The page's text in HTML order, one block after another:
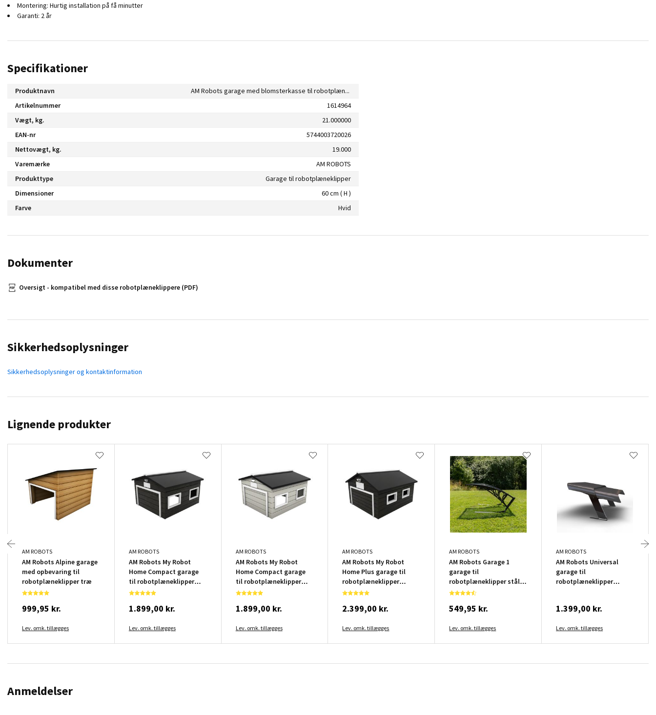
Montering: Hurtig installation på få minutter
Garanti: 2 år
Specifikationer
Produktnavn
AM Robots garage med blomsterkasse til robotplæneklipper træ hvid
Artikelnummer
1614964
Vægt, kg.
21.000000
EAN-nr
5744003720026
Nettovægt, kg.
19.000
Varemærke
AM ROBOTS
Produkttype
Garage til robotplæneklipper
Dimensioner
60 cm ( H )
Farve
Hvid
Dokumenter
Oversigt - kompatibel med disse robotplæneklippere (PDF)
Sikkerhedsoplysninger
Sikkerhedsoplysninger og kontaktinformation
Lignende produkter
AM ROBOTS
AM Robots Alpine garage
med opbevaring til
robotplæneklipper træ
999,95 kr.
Lev. omk. tillægges
AM ROBOTS
AM Robots My Robot
Home Compact garage
til robotplæneklipper
sort/hvid
1.899,00 kr.
Lev. omk. tillægges
AM ROBOTS
AM Robots My Robot
Home Compact garage
til robotplæneklipper
træ grå
1.899,00 kr.
Lev. omk. tillægges
AM ROBOTS
AM Robots My Robot
Home Plus garage til
robotplæneklipper
sort/hvid
2.399,00 kr.
Lev. omk. tillægges
AM ROBOTS
AM Robots Garage 1
garage til
robotplæneklipper stål
sort
549,95 kr.
Lev. omk. tillægges
AM ROBOTS
AM Robots Universal
garage til
robotplæneklipper
1.399,00 kr.
Lev. omk. tillægges
Anmeldelser